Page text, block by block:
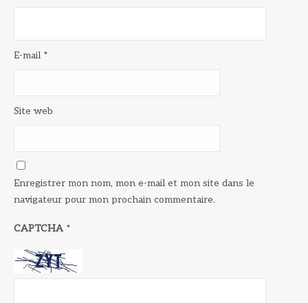
E-mail *
Site web
Enregistrer mon nom, mon e-mail et mon site dans le
navigateur pour mon prochain commentaire.
CAPTCHA *